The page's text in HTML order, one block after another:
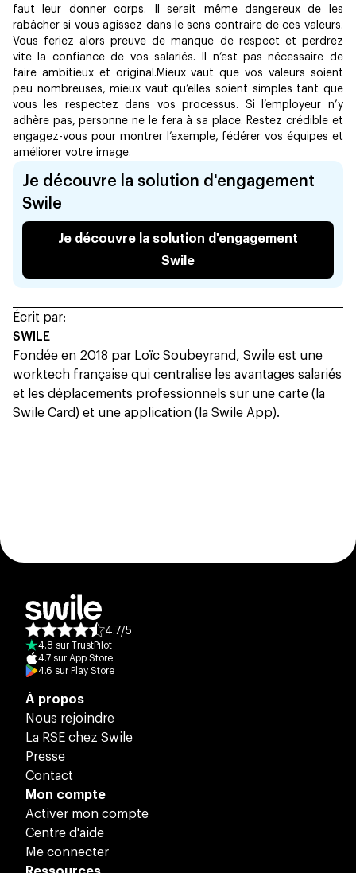
faut leur donner corps. Il serait même​ dangereux de les
rabâcher si vous agissez dans le sens contraire de ces valeurs.
Vous feriez alors preuve de manque de respect et perdrez
vite la confiance de vos salariés. Il n’est pas nécessaire de
faire ambitieux et original.Mieux vaut que vos valeurs soient
peu nombreuses, mieux vaut qu’elles soient simples tant que
vous les respectez dans vos processus. Si l’employeur n’y
adhère pas, personne ne le fera à sa place. Restez crédible et
engagez-vous pour montrer l’exemple, fédérer vos équipes et
améliorer votre image.
Je découvre la solution d'engagement
Swile
Je découvre la solution d'engagement
Swile
Écrit par:
SWILE
Fondée en 2018 par Loïc Soubeyrand, Swile est une
worktech française qui centralise les avantages salariés
et les déplacements professionnels sur une carte (la
Swile Card) et une application (la Swile App).
Note moyenne des avis :
4.7/5
4.8 sur TrustPilot
4.7 sur App Store
4.6 sur Play Store
À propos
Nous rejoindre
La RSE chez Swile
Presse
Contact
Mon compte
Activer mon compte
Centre d'aide
Me connecter